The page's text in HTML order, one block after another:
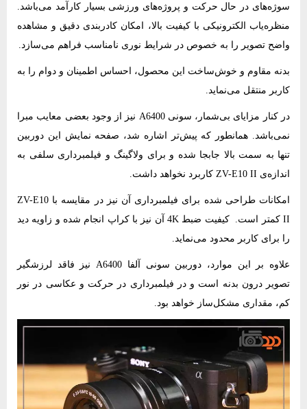
سوژه‌های در حال حرکت و پروژه‌های ورزشی بسیار کارآمد می‌باشد.
منظره‌یاب الکترونیکی با کیفیت بالا، امکان کادربندی دقیق و مشاهده‌
واضح تصویر را به خصوص در شرایط نوری نامناسب فراهم می‌سازد.
بدنه‌ مقاوم و خوش‌ساخت این محصول، احساس اطمینان و دوام را به
کاربر منتقل می‌نماید.
در کنار مزایای بی‌شمار، سونی A6400 نیز از وجود بعضی معایب مبرا
نمی‌باشد. همانطور که پیش‌تر اشاره شد، صفحه نمایش این دوربین
تنها به سمت بالا جابجا شده و برای ولاگینگ و فیلمبرداری سلفی به
اندازه‌ی ZV-E10 II کاربرد نخواهد داشت.
امکانات طراحی شده برای فیلمبرداری آن نیز در مقایسه با ZV-E10
II کمتر است. کیفیت ضبط 4K آن نیز با کراپ انجام شده و زاویه دید
را برای کاربر محدود می‌نماید.
علاوه بر این موارد، دوربین سونی آلفا A6400 نیز فاقد لرزشگیر
تصویر درون بدنه است و در فیلمبرداری در حرکت و عکاسی در نور
کم، مقداری مشکل‌ساز خواهد بود.